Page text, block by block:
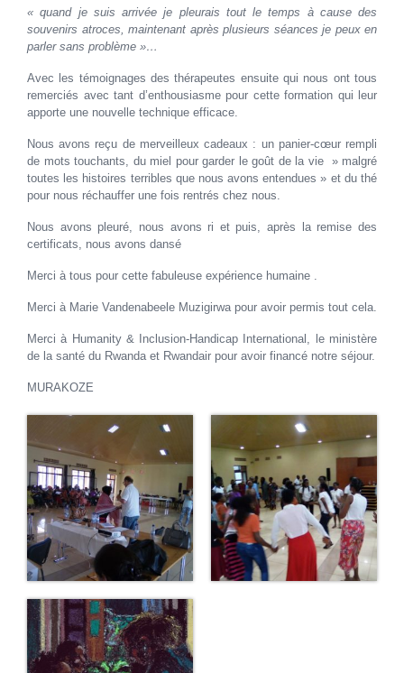
« quand je suis arrivée je pleurais tout le temps à cause des
souvenirs atroces, maintenant après plusieurs séances je peux en
parler sans problème »…
Avec les témoignages des thérapeutes ensuite qui nous ont tous
remerciés avec tant d’enthousiasme pour cette formation qui leur
apporte une nouvelle technique efficace.
Nous avons reçu de merveilleux cadeaux : un panier-cœur rempli
de mots touchants, du miel pour garder le goût de la vie » malgré
toutes les histoires terribles que nous avons entendues » et du thé
pour nous réchauffer une fois rentrés chez nous.
Nous avons pleuré, nous avons ri et puis, après la remise des
certificats, nous avons dansé
Merci à tous pour cette fabuleuse expérience humaine .
Merci à Marie Vandenabeele Muzigirwa pour avoir permis tout cela.
Merci à Humanity & Inclusion-Handicap International, le ministère
de la santé du Rwanda et Rwandair pour avoir financé notre séjour.
MURAKOZE